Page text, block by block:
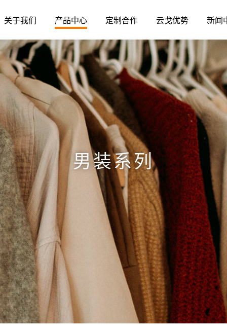
关于我们 产品中心 定制合作 云戈优势 新闻
男装系列